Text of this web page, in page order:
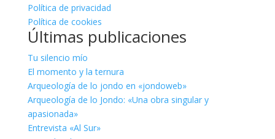
Política de privacidad
Política de cookies
Últimas publicaciones
Tu silencio mío
El momento y la ternura
Arqueología de lo jondo en «jondoweb»
Arqueología de lo Jondo: «Una obra singular y
apasionada»
Entrevista «Al Sur»